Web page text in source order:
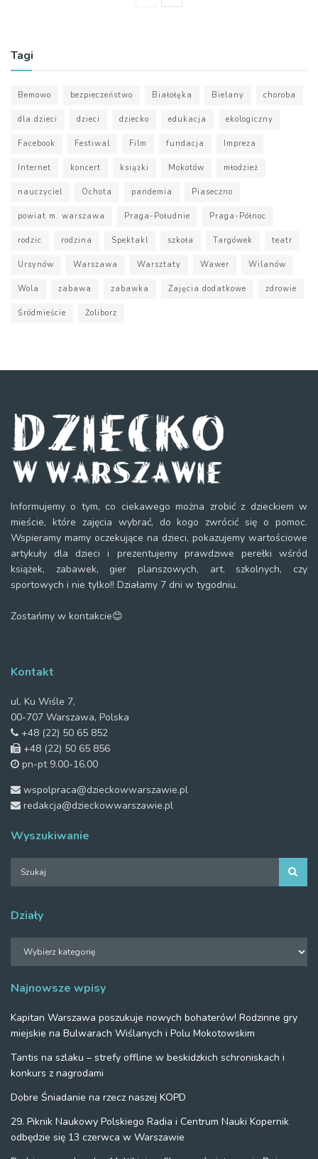
Tagi
Bemowo bezpieczeństwo Białołęka Bielany choroba
dla dzieci dzieci dziecko edukacja ekologiczny
Facebook Festiwal Film fundacja Impreza
Internet koncert książki Mokotów młodzież
nauczyciel Ochota pandemia Piaseczno
powiat m. warszawa Praga-Południe Praga-Północ
rodzic rodzina Spektakl szkoła Targówek teatr
Ursynów Warszawa Warsztaty Wawer Wilanów
Wola zabawa zabawka Zajęcia dodatkowe zdrowie
Śródmieście Żoliborz
Informujemy o tym, co ciekawego można zrobić z dzieckiem w
mieście, które zajęcia wybrać, do kogo zwrócić się o pomoc.
Wspieramy mamy oczekujące na dzieci, pokazujemy wartościowe
artykuły dla dzieci i prezentujemy prawdziwe perełki wśród
książek, zabawek, gier planszowych, art. szkolnych, czy
sportowych i nie tylko!! Działamy 7 dni w tygodniu.
Zostańmy w kontakcie😊
Kontakt
ul. Ku Wiśle 7,
00-707 Warszawa, Polska
+48 (22) 50 65 852
+48 (22) 50 65 856
pn-pt 9.00-16.00
wspolpraca@dzieckowwarszawie.pl
redakcja@dzieckowwarszawie.pl
Wyszukiwanie
Działy
Najnowsze wpisy
Kapitan Warszawa poszukuje nowych bohaterów! Rodzinne gry
miejskie na Bulwarach Wiślanych i Polu Mokotowskim
Tantis na szlaku – strefy offline w beskidzkich schroniskach i
konkurs z nagrodami
Dobre Śniadanie na rzecz naszej KOPD
29. Piknik Naukowy Polskiego Radia i Centrum Nauki Kopernik
odbędzie się 13 czerwca w Warszawie